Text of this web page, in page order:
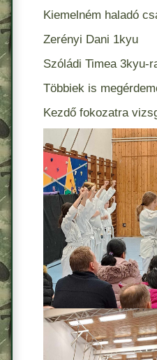
Kiemelném haladó
Zerényi Dani 1kyu
Szóládi Timea 3kyu-
Többiek is
Kezdő fokozatra